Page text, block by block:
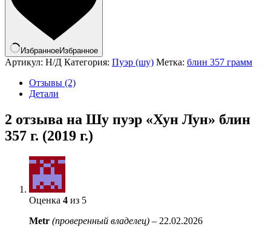
ИзбранноеИзбранное
Артикул: Н/Д Категория: Пуэр (шу) Метка: блин 357 грамм
Отзывы (2)
Детали
2 отзыва на Шу пуэр «Хун Лун» блин
357 г. (2019 г.)
Оценка 4 из 5
Metr (проверенный владелец) – 22.02.2026